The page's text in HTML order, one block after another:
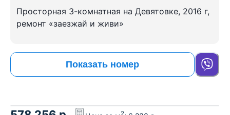
Просторная 3-комнатная на Девятовке, 2016 г,
ремонт «заезжай и живи»
Показать номер
2